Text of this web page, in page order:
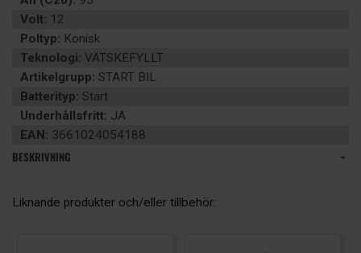
Volt: 12
Poltyp: Konisk
Teknologi: VÄTSKEFYLLT
Artikelgrupp: START BIL
Batterityp: Start
Underhållsfritt: JA
EAN: 3661024054188
BESKRIVNING
Liknande produkter och/eller tillbehör: